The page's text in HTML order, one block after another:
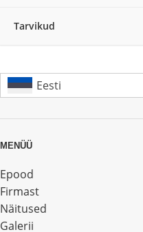
Tarvikud
Eesti
MENÜÜ
Epood
Firmast
Näitused
Galerii